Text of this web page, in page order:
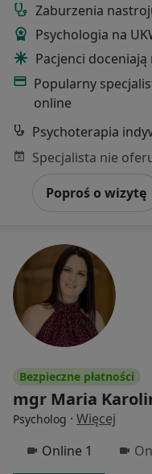
Zaburzenia
Psychologia na
Pacjenci
Popularny
online
Psychoterapia
Poproś o wizytę
Bezpieczne płatności
mgr Maria
Psycholog · Więcej
Online 1